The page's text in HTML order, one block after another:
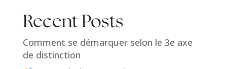
Recent Posts
Comment se démarquer selon le 3e axe
de distinction